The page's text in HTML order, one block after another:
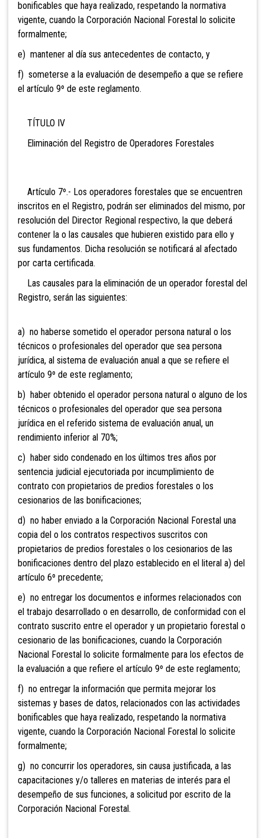
bonificables que haya realizado, respetando la normativa
vigente, cuando la Corporación Nacional Forestal lo solicite
formalmente;
e) mantener al día sus antecedentes de contacto, y
f) someterse a la evaluación de desempeño a que se refiere
el artículo 9º de este reglamento.
TÍTULO IV
Eliminación del Registro de Operadores Forestales
Artículo 7º.- Los operadores forestales que se encuentren
inscritos en el Registro, podrán ser eliminados del mismo, por
resolución del Director Regional respectivo, la que deberá
contener la o las causales que hubieren existido para ello y
sus fundamentos. Dicha resolución se notificará al afectado
por carta certificada.
Las causales para la eliminación de un operador forestal del
Registro, serán las siguientes:
a) no haberse sometido el operador persona natural o los
técnicos o profesionales del operador que sea persona
jurídica, al sistema de evaluación anual a que se refiere el
artículo 9º de este reglamento;
b) haber obtenido el operador persona natural o alguno de los
técnicos o profesionales del operador que sea persona
jurídica en el referido sistema de evaluación anual, un
rendimiento inferior al 70%;
c) haber sido condenado en los últimos tres años por
sentencia judicial ejecutoriada por incumplimiento de
contrato con propietarios de predios forestales o los
cesionarios de las bonificaciones;
d) no haber enviado a la Corporación Nacional Forestal una
copia del o los contratos respectivos suscritos con
propietarios de predios forestales o los cesionarios de las
bonificaciones dentro del plazo establecido en el literal a) del
artículo 6º precedente;
e) no entregar los documentos e informes relacionados con
el trabajo desarrollado o en desarrollo, de conformidad con el
contrato suscrito entre el operador y un propietario forestal o
cesionario de las bonificaciones, cuando la Corporación
Nacional Forestal lo solicite formalmente para los efectos de
la evaluación a que refiere el artículo 9º de este reglamento;
f) no entregar la información que permita mejorar los
sistemas y bases de datos, relacionados con las actividades
bonificables que haya realizado, respetando la normativa
vigente, cuando la Corporación Nacional Forestal lo solicite
formalmente;
g) no concurrir los operadores, sin causa justificada, a las
capacitaciones y/o talleres en materias de interés para el
desempeño de sus funciones, a solicitud por escrito de la
Corporación Nacional Forestal.